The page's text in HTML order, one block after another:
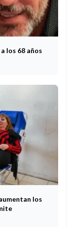
los 68 años
los